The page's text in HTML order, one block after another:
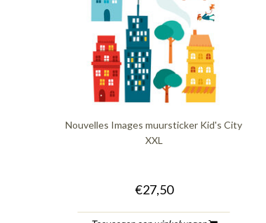
Nouvelles Images muursticker Kid's City
XXL
€27,50